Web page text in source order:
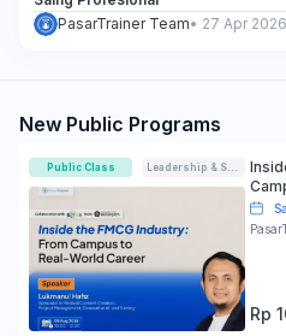
PasarTrainer Team• 27 Apr 2026
New Public Programs
Public Class
Rp